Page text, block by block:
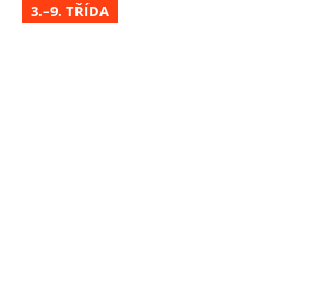
3.–9. TŘÍDA